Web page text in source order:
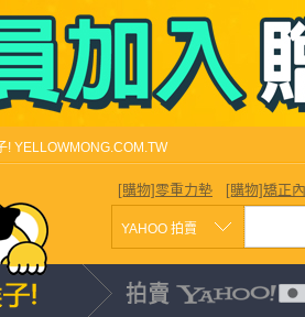
! YELLOWMONG.COM.TW
[購物]零重力墊 [購物]矯正